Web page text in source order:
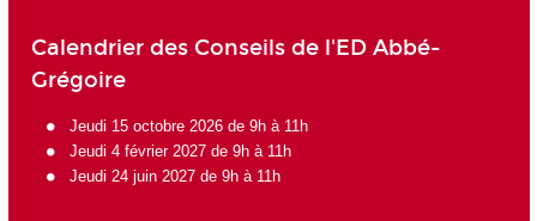
Calendrier des Conseils de l'ED Abbé-
Grégoire
Jeudi 15 octobre 2026 de 9h à 11h
Jeudi 4 février 2027 de 9h à 11h
Jeudi 24 juin 2027 de 9h à 11h